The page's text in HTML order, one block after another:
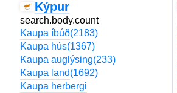
Kýpur
search.body.count
Kaupa íbúð(2183)
Kaupa hús(1367)
Kaupa auglýsing(233)
Kaupa land(1692)
Kaupa herbergi